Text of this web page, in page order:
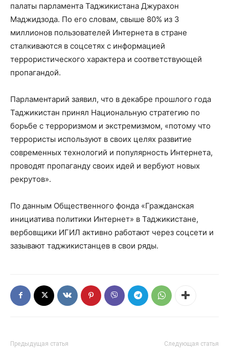
палаты парламента Таджикистана Джурахон
Маджидзода. По его словам, свыше 80% из 3
миллионов пользователей Интернета в стране
сталкиваются в соцсетях с информацией
террористического характера и соответствующей
пропагандой.
Парламентарий заявил, что в декабре прошлого года
Таджикистан принял Национальную стратегию по
борьбе с терроризмом и экстремизмом, «потому что
террористы используют в своих целях развитие
современных технологий и популярность Интернета,
проводят пропаганду своих идей и вербуют новых
рекрутов».
По данным Общественного фонда «Гражданская
инициатива политики Интернет» в Таджикистане,
вербовщики ИГИЛ активно работают через соцсети и
зазывают таджикистанцев в свои ряды.
Предыдущая статья Следующая статья